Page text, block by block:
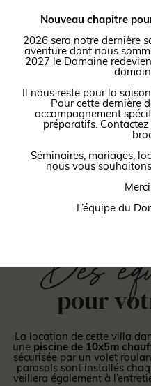
Des
pour
La location de cette villa
une piscine de 10x5m
sécurisée par un volet
parasols sont installés
veillera également à
Nouveau chapitre
2026 sera notre dernière
aventure dont nous
2027 le Domaine
Il nous reste pour la
Pour cette dernière
accompagnement
préparatifs.
Séminaires, mariages,
nous vous
L’équipe du